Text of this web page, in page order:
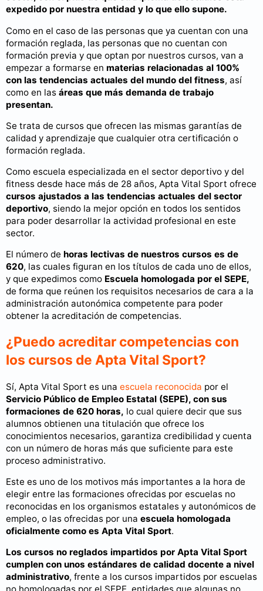
expedido por nuestra entidad y lo que ello supone.
Como en el caso de las personas que ya cuentan con una
formación reglada, las personas que no cuentan con
formación previa y que optan por nuestros cursos, van a
empezar a formarse en materias relacionadas al 100%
con las tendencias actuales del mundo del fitness, así
como en las áreas que más demanda de trabajo
presentan.
Se trata de cursos que ofrecen las mismas garantías de
calidad y aprendizaje que cualquier otra certificación o
formación reglada.
Como escuela especializada en el sector deportivo y del
fitness desde hace más de 28 años, Apta Vital Sport ofrece
cursos ajustados a las tendencias actuales del sector
deportivo, siendo la mejor opción en todos los sentidos
para poder desarrollar la actividad profesional en este
sector.
El número de horas lectivas de nuestros cursos es de
620, las cuales figuran en los títulos de cada uno de ellos,
y que expedimos como Escuela homologada por el SEPE,
de forma que reúnen los requisitos necesarios de cara a la
administración autonómica competente para poder
obtener la acreditación de competencias.
¿Puedo acreditar competencias con
los cursos de Apta Vital Sport?
Sí, Apta Vital Sport es una escuela reconocida por el
Servicio Público de Empleo Estatal (SEPE), con sus
formaciones de 620 horas, lo cual quiere decir que sus
alumnos obtienen una titulación que ofrece los
conocimientos necesarios, garantiza credibilidad y cuenta
con un número de horas más que suficiente para este
proceso administrativo.
Este es uno de los motivos más importantes a la hora de
elegir entre las formaciones ofrecidas por escuelas no
reconocidas en los organismos estatales y autonómicos de
empleo, o las ofrecidas por una escuela homologada
oficialmente como es Apta Vital Sport.
Los cursos no reglados impartidos por Apta Vital Sport
cumplen con unos estándares de calidad docente a nivel
administrativo, frente a los cursos impartidos por escuelas